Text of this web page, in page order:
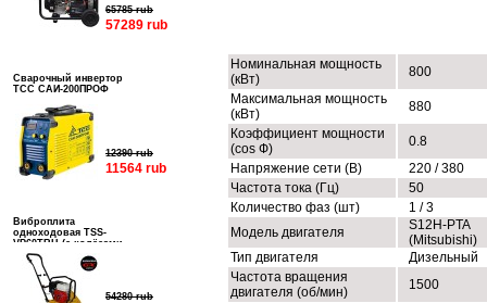
65785 rub
57289 rub
Сварочный инвертор
ТСС САИ-200ПРОФ
12390 rub
11564 rub
Виброплита
одноходовая TSS-
VP60TRH (с колёсами,
баком и ковриком)
54280 rub
Номинальная мощность
(кВт)
800
Максимальная мощность
(кВт)
880
Коэффициент мощности
(cos Ф)
0.8
Напряжение сети (В)
220 / 380
Частота тока (Гц)
50
Количество фаз (шт)
1 / 3
Модель двигателя
S12H-PTA
(Mitsubishi)
Тип двигателя
Дизельный
Частота вращения
двигателя (об/мин)
1500